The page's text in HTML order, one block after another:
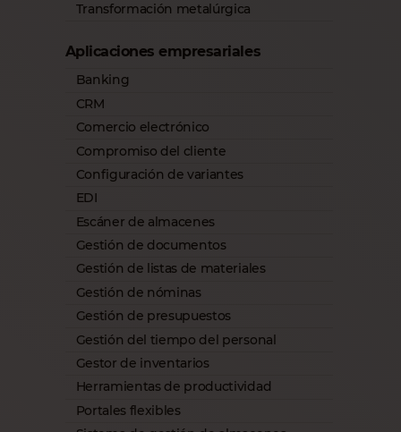
Transformación metalúrgica
Aplicaciones empresariales
Banking
CRM
Comercio electrónico
Compromiso del cliente
Configuración de variantes
EDI
Escáner de almacenes
Gestión de documentos
Gestión de listas de materiales
Gestión de nóminas
Gestión de presupuestos
Gestión del tiempo del personal
Gestor de inventarios
Herramientas de productividad
Portales flexibles